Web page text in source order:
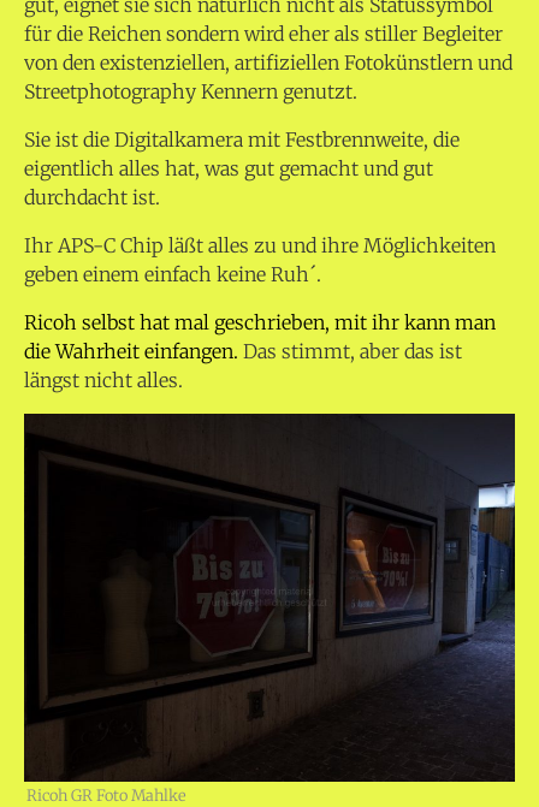
gut, eignet sie sich natürlich nicht als Statussymbol
für die Reichen sondern wird eher als stiller Begleiter
von den existenziellen, artifiziellen Fotokünstlern und
Streetphotography Kennern genutzt.
Sie ist die Digitalkamera mit Festbrennweite, die
eigentlich alles hat, was gut gemacht und gut
durchdacht ist.
Ihr APS-C Chip läßt alles zu und ihre Möglichkeiten
geben einem einfach keine Ruh´.
Ricoh selbst hat mal geschrieben, mit ihr kann man
die Wahrheit einfangen. Das stimmt, aber das ist
längst nicht alles.
Ricoh GR Foto Mahlke